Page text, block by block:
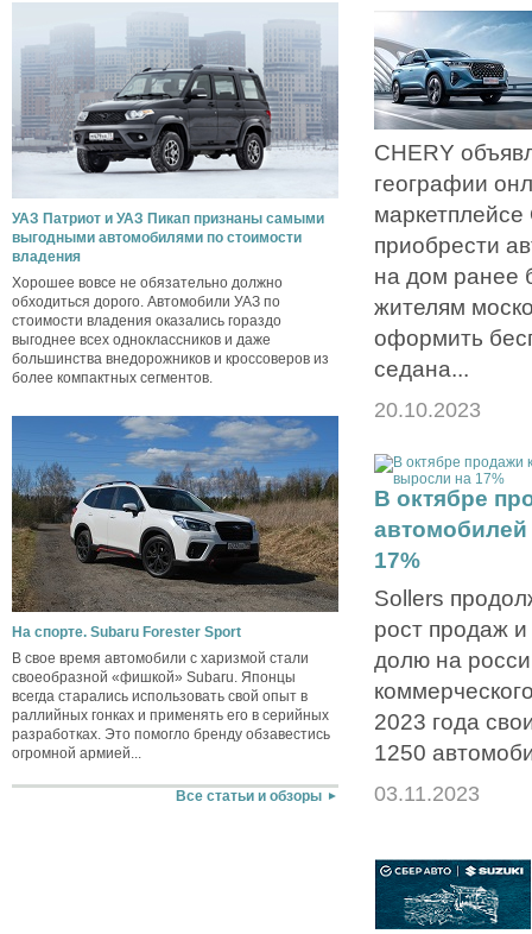
УАЗ Патриот и УАЗ Пикап признаны самыми
выгодными автомобилями по стоимости
владения
Хорошее вовсе не обязательно должно
обходиться дорого. Автомобили УАЗ по
стоимости владения оказались гораздо
выгоднее всех одноклассников и даже
большинства внедорожников и кроссоверов из
более компактных сегментов.
На спорте. Subaru Forester Sport
В свое время автомобили с харизмой стали
своеобразной «фишкой» Subaru. Японцы
всегда старались использовать свой опыт в
раллийных гонках и применять его в серийных
разработках. Это помогло бренду обзавестись
огромной армией...
Все статьи и обзоры
CHERY
географии
приобрести
на дом ранее
жителям
оформить
седана...
20.10.2023
В октябре
17%
Sollers
рост продаж
долю на
2023 года
1250
03.11.2023